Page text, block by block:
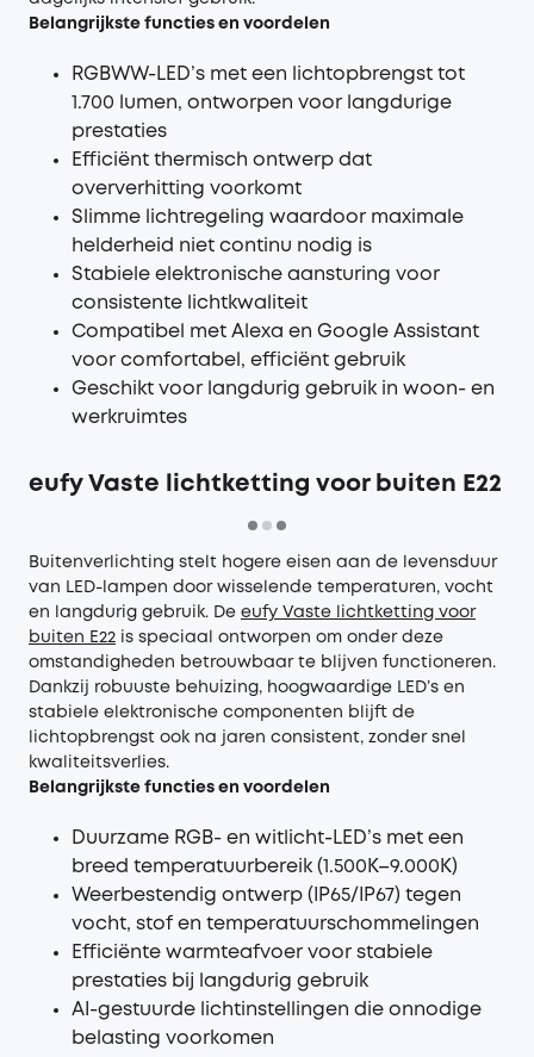
Belangrijkste functies en voordelen
RGBWW-LED’s met een lichtopbrengst tot
1.700 lumen, ontworpen voor langdurige
prestaties
Efficiënt thermisch ontwerp dat
oververhitting voorkomt
Slimme lichtregeling waardoor maximale
helderheid niet continu nodig is
Stabiele elektronische aansturing voor
consistente lichtkwaliteit
Compatibel met Alexa en Google Assistant
voor comfortabel, efficiënt gebruik
Geschikt voor langdurig gebruik in woon- en
werkruimtes
eufy Vaste lichtketting voor buiten E22
Buitenverlichting stelt hogere eisen aan de levensduur
van LED-lampen door wisselende temperaturen, vocht
en langdurig gebruik. De eufy Vaste lichtketting voor
buiten E22 is speciaal ontworpen om onder deze
omstandigheden betrouwbaar te blijven functioneren.
Dankzij robuuste behuizing, hoogwaardige LED’s en
stabiele elektronische componenten blijft de
lichtopbrengst ook na jaren consistent, zonder snel
kwaliteitsverlies.
Belangrijkste functies en voordelen
Duurzame RGB- en witlicht-LED’s met een
breed temperatuurbereik (1.500K–9.000K)
Weerbestendig ontwerp (IP65/IP67) tegen
vocht, stof en temperatuurschommelingen
Efficiënte warmteafvoer voor stabiele
prestaties bij langdurig gebruik
AI-gestuurde lichtinstellingen die onnodige
belasting voorkomen